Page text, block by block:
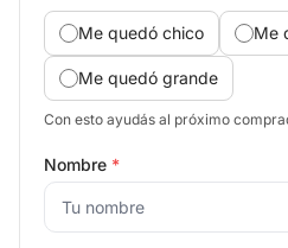
Me quedó chico Me
Me quedó grande
Con esto ayudás al próximo
Nombre *